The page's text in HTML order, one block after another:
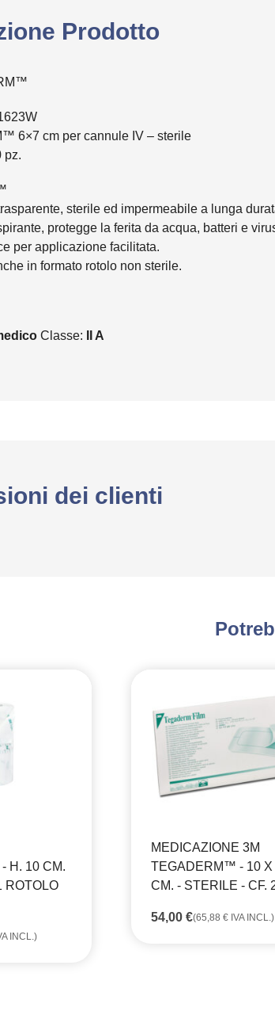
Prodotto
6×7 cm per cannule IV – sterile
pz.
sterile ed impermeabile a lunga
protegge la ferita da acqua, batteri e
per applicazione facilitata.
in formato rotolo non sterile.
Classe: II A
dei clienti
H. 10 CM.
ROTOLO
INCL.)
MEDICAZIONE 3M
TEGADERM™ - 10 X
CM. - STERILE - CF.
54,00 €(65,88 € IVA INCL.)